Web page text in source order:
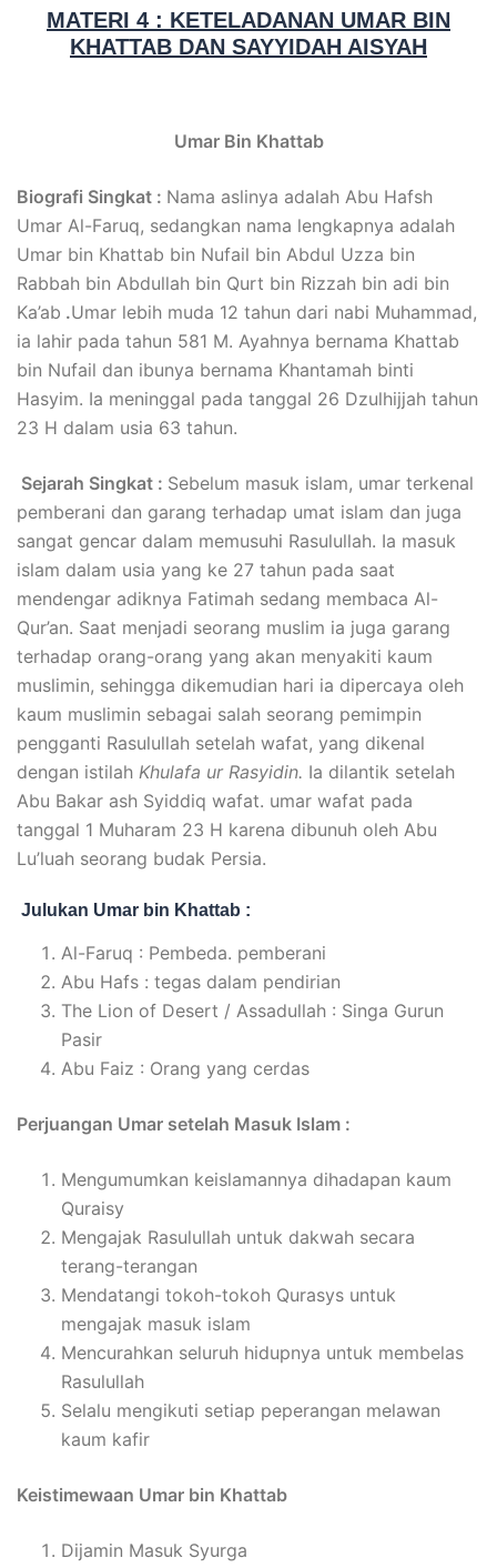
MATERI 4 : KETELADANAN UMAR BIN
KHATTAB DAN SAYYIDAH AISYAH
Umar Bin Khattab
Biografi Singkat : Nama aslinya adalah Abu Hafsh
Umar Al-Faruq, sedangkan nama lengkapnya adalah
Umar bin Khattab bin Nufail bin Abdul Uzza bin
Rabbah bin Abdullah bin Qurt bin Rizzah bin adi bin
Ka’ab .Umar lebih muda 12 tahun dari nabi Muhammad,
ia lahir pada tahun 581 M. Ayahnya bernama Khattab
bin Nufail dan ibunya bernama Khantamah binti
Hasyim. Ia meninggal pada tanggal 26 Dzulhijjah tahun
23 H dalam usia 63 tahun.
Sejarah Singkat : Sebelum masuk islam, umar terkenal
pemberani dan garang terhadap umat islam dan juga
sangat gencar dalam memusuhi Rasulullah. Ia masuk
islam dalam usia yang ke 27 tahun pada saat
mendengar adiknya Fatimah sedang membaca Al-
Qur’an. Saat menjadi seorang muslim ia juga garang
terhadap orang-orang yang akan menyakiti kaum
muslimin, sehingga dikemudian hari ia dipercaya oleh
kaum muslimin sebagai salah seorang pemimpin
pengganti Rasulullah setelah wafat, yang dikenal
dengan istilah Khulafa ur Rasyidin. Ia dilantik setelah
Abu Bakar ash Syiddiq wafat. umar wafat pada
tanggal 1 Muharam 23 H karena dibunuh oleh Abu
Lu’luah seorang budak Persia.
Julukan Umar bin Khattab :
Al-Faruq : Pembeda. pemberani
Abu Hafs : tegas dalam pendirian
The Lion of Desert / Assadullah : Singa Gurun
Pasir
Abu Faiz : Orang yang cerdas
Perjuangan Umar setelah Masuk Islam :
Mengumumkan keislamannya dihadapan kaum
Quraisy
Mengajak Rasulullah untuk dakwah secara
terang-terangan
Mendatangi tokoh-tokoh Qurasys untuk
mengajak masuk islam
Mencurahkan seluruh hidupnya untuk membelas
Rasulullah
Selalu mengikuti setiap peperangan melawan
kaum kafir
Keistimewaan Umar bin Khattab
Dijamin Masuk Syurga